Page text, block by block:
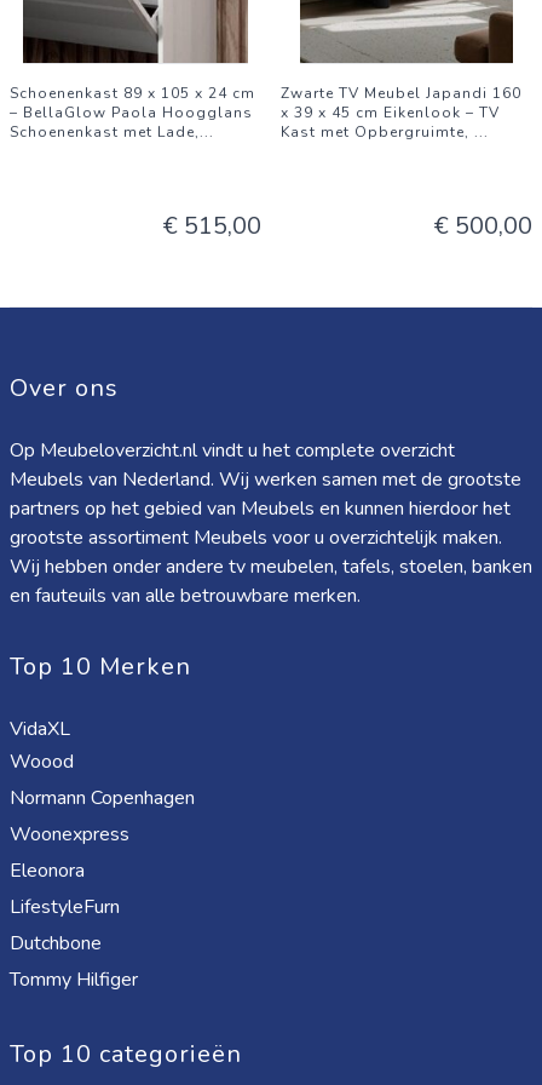
Kleur: Sonoma eiken / wit
Afwerking: Melamine gecoat
Afmetingen: 60 x 70 x 30 cm (B x H x D)
Schoenenkast 89 x 105 x 24 cm
– BellaGlow Paola Hoogglans
Schoenenkast met Lade,...
€ 515,00
Zwarte TV Meubel Japandi 160
x 39 x 45 cm Eikenlook – TV
Kast met Opbergruimte, ...
€ 500,00
Over ons
Op Meubeloverzicht.nl vindt u het complete overzicht
Meubels van Nederland. Wij werken samen met de grootste
partners op het gebied van Meubels en kunnen hierdoor het
grootste assortiment Meubels voor u overzichtelijk maken.
Wij hebben onder andere tv meubelen, tafels, stoelen, banken
en fauteuils van alle betrouwbare merken.
Top 10 Merken
VidaXL
Woood
Normann Copenhagen
Woonexpress
Eleonora
LifestyleFurn
Dutchbone
Tommy Hilfiger
Top 10 categorieën